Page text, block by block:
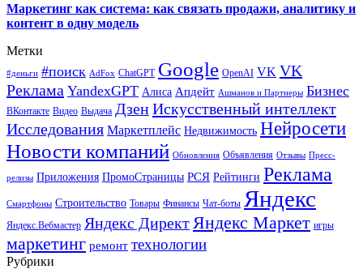
Маркетинг как система: как связать продажи, аналитику и
контент в одну модель
Метки
#деньги #поиск AdFox ChatGPT Google OpenAI VK VK
Реклама YandexGPT Алиса Апдейт Ашманов и Партнеры Бизнес
ВКонтакте Видео Выдача ДзенИскусственный интеллект
Исследования Маркетплейс Недвижимость Нейросети
Новости компаний Обновления Объявления Отзывы Пресс-
релизы Приложения ПромоСтраницы РСЯ Рейтинги Реклама
Смартфоны Строительство Товары Финансы Чат-боты Яндекс
Яндекс.Вебмастер Яндекс Директ Яндекс Маркет игры
маркетинг ремонт технологии
Рубрики